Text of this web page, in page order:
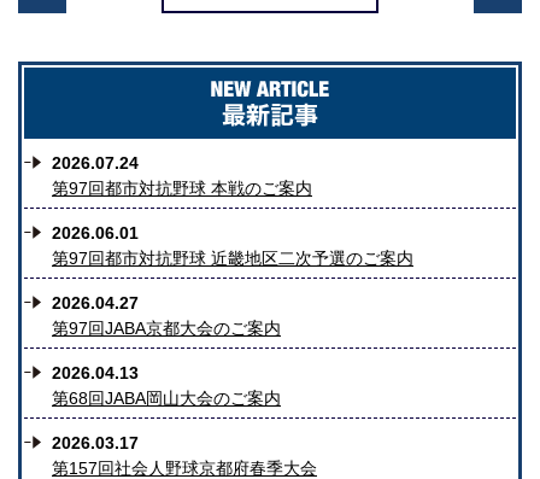
2026.07.24
第97回都市対抗野球 本戦のご案内
2026.06.01
第97回都市対抗野球 近畿地区二次予選のご案内
2026.04.27
第97回JABA京都大会のご案内
2026.04.13
第68回JABA岡山大会のご案内
2026.03.17
第157回社会人野球京都府春季大会